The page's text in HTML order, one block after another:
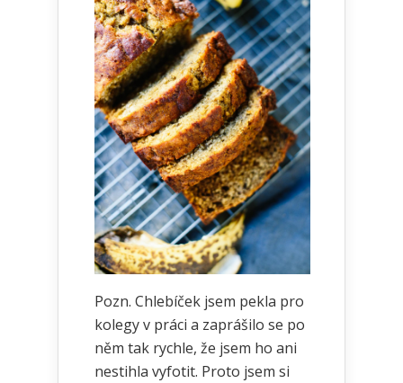
Pozn. Chlebíček jsem pekla pro
kolegy v práci a zaprášilo se po
něm tak rychle, že jsem ho ani
nestihla vyfotit. Proto jsem si